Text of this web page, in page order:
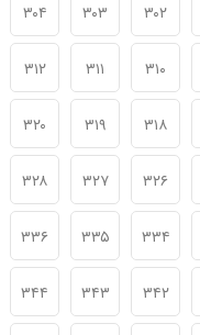
۳۰۲ ۳۰۳ ۳۰۴
۳۱۰ ۳۱۱ ۳۱۲
۳۱۸ ۳۱۹ ۳۲۰
۳۲۶ ۳۲۷ ۳۲۸
۳۳۴ ۳۳۵ ۳۳۶
۳۴۲ ۳۴۳ ۳۴۴